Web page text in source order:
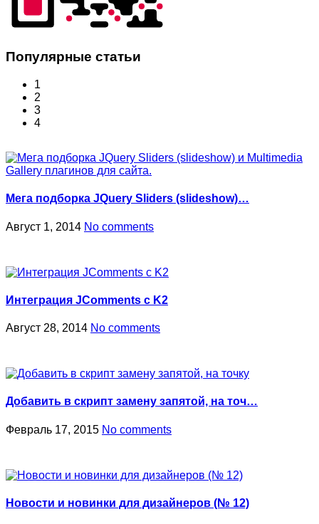
Популярные статьи
1
2
3
4
Мега подборка JQuery Sliders (slideshow)…
Август 1, 2014 No comments
Интеграция JComments с K2
Август 28, 2014 No comments
Добавить в скрипт замену запятой, на точ…
Февраль 17, 2015 No comments
Новости и новинки для дизайнеров (№ 12)